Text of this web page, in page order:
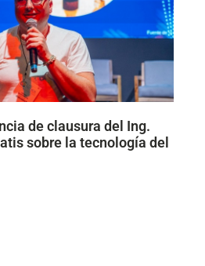
de clausura del Ing.
sobre la tecnología del